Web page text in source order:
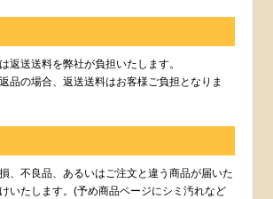
返送送料を弊社が負担いたします。
品の場合、返送送料はお客様ご負担となりま
、不良品、あるいはご注文と違う商品が届いた
いたします。(予め商品ページにシミ汚れなど